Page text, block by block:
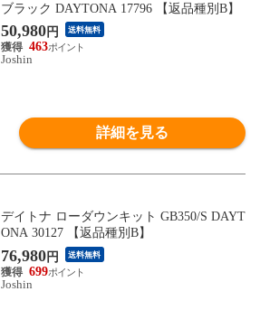
ブラック DAYTONA 17796 【返品種別B】
50,980円 送料無料
463
Joshin
詳細を見る
デイトナ ローダウンキット GB350/S DAYT
ONA 30127 【返品種別B】
76,980円 送料無料
699
Joshin